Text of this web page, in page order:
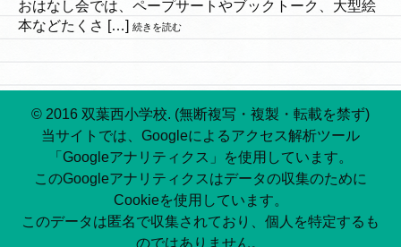
おはなし会では、ペープサートやブックトーク、大型絵
本などたくさ […] 続きを読む
© 2016 双葉西小学校. (無断複写・複製・転載を禁ず)
当サイトでは、Googleによるアクセス解析ツール
「Googleアナリティクス」を使用しています。
このGoogleアナリティクスはデータの収集のために
Cookieを使用しています。
このデータは匿名で収集されており、個人を特定するも
のではありません。